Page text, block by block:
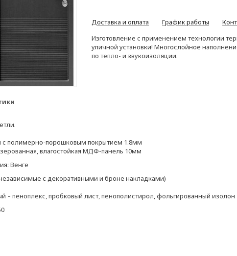
Доставка и оплата График работы
Изготовление с применением технологии
уличной установки! Многослойное
по тепло- и звукоизоляции.
с полимерно-порошковым покрытием 1.8мм
влагостойкая МДФ-панель 10мм
Венге
с декоративными и броне накладками)
– пеноплекс, пробковый лист, пенополистирол, фольгированный изолон